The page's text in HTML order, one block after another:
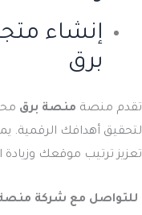
إنشاء
برق
تقدم منصة منصة برق
لتحقيق أهدافك الرقمية.
تعزيز ترتيب موقعك وزيادة